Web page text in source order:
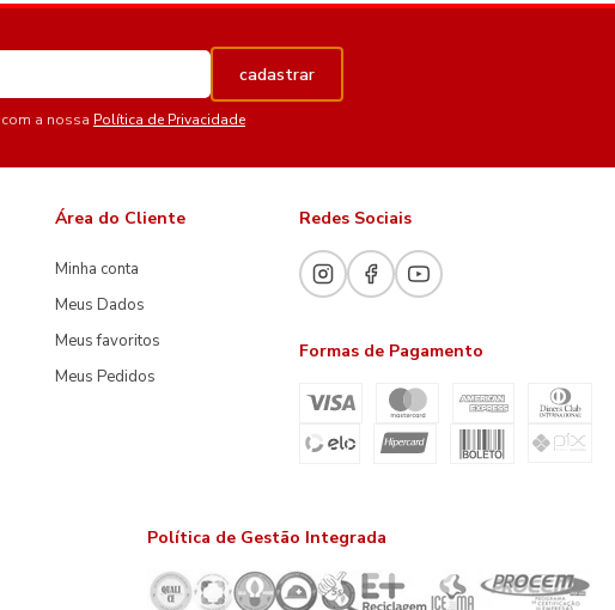
cadastrar
a nossa Política de Privacidade
Área do Cliente
Minha conta
Meus Dados
Meus favoritos
Meus Pedidos
Redes Sociais
Formas de Pagamento
Política de Gestão Integrada